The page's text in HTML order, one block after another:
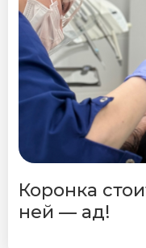
Коронка
ней — ад!